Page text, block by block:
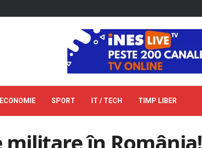
ECONOMIE SPORT IT / TECH TIMP LIBER
în România!